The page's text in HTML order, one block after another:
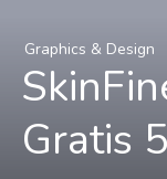
Graphics & Design
Gratis